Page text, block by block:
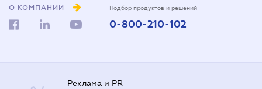
О КОМПАНИИ Подбор продуктов и решений
0-800-210-102
Реклама и PR